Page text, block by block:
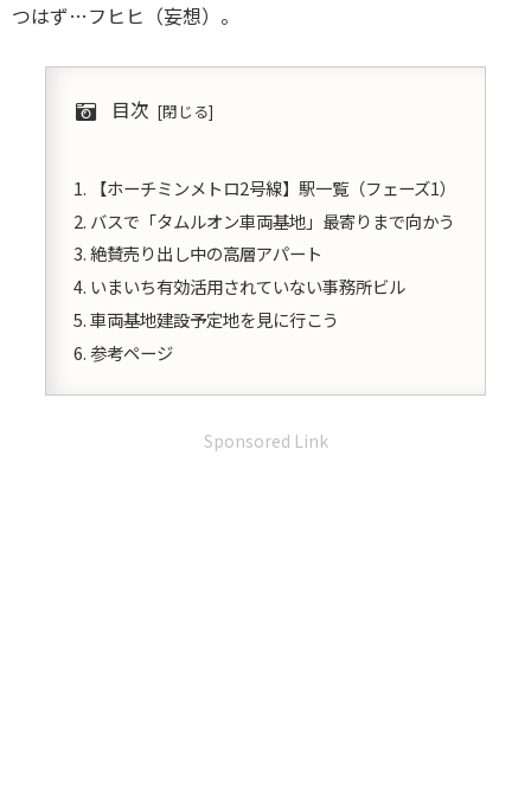
つはず…フヒヒ（妄想）。
目次
【ホーチミンメトロ2号線】駅一覧（フェーズ1）
バスで「タムルオン車両基地」最寄りまで向かう
絶賛売り出し中の高層アパート
いまいち有効活用されていない事務所ビル
車両基地建設予定地を見に行こう
参考ページ
Sponsored Link